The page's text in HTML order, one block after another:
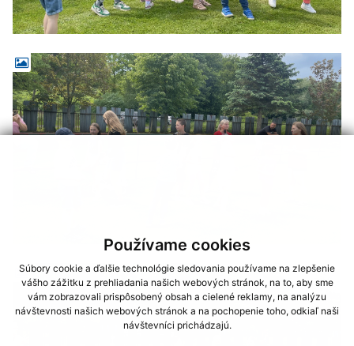
Používame cookies
Súbory cookie a ďalšie technológie sledovania používame na zlepšenie
vášho zážitku z prehliadania našich webových stránok, na to, aby sme
vám zobrazovali prispôsobený obsah a cielené reklamy, na analýzu
návštevnosti našich webových stránok a na pochopenie toho, odkiaľ naši
návštevníci prichádzajú.